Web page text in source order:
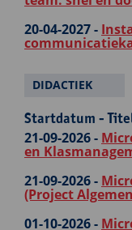
20-04-2027 -
DIDACTIEK
Startdatum -
21-09-2026 -
en
21-09-2026 -
(Project
01-10-2026 -